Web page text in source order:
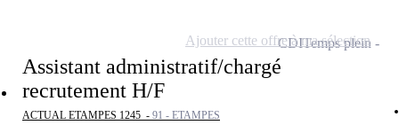
Assistant administratif/chargé
recrutement H/F
ACTUAL ETAMPES 1245 - 91 - ETAMPES
CDITemps plein
Ajouter cette offre à ma sélection